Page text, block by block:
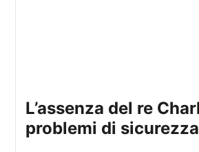
l’assenza del re Charles e i
problemi di sicurezza